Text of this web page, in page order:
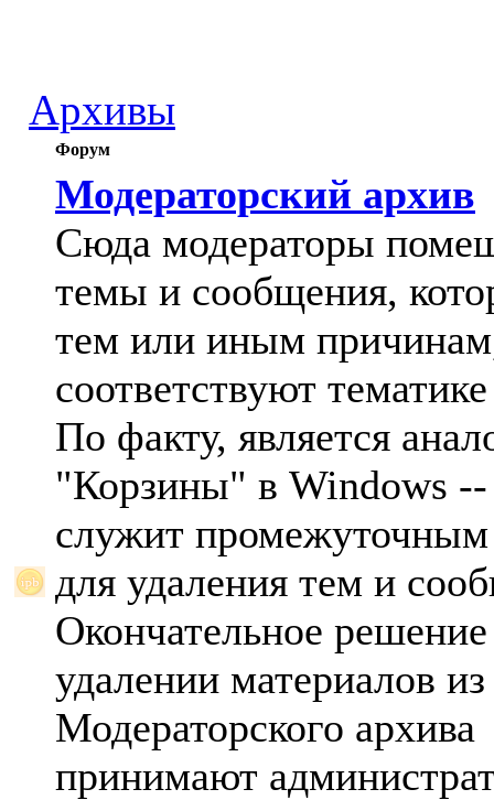
Архивы
Форум
Модераторский архив
Сюда модераторы
темы и сообщения,
тем или иным
соответствуют
По факту, является
"Корзины" в Windows --
служит промежуточным
для удаления тем и
Окончательное
удалении материалов из
Модераторского архива
принимают